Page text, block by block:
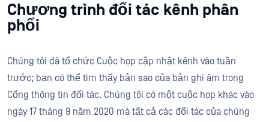
Chương trình đối tác kênh phân
phối
Chúng tôi đã tổ chức Cuộc họp cập nhật kênh vào tuần
trước; bạn có thể tìm thấy bản sao của bản ghi âm trong
Cổng thông tin đối tác. Chúng tôi có một cuộc họp khác vào
ngày 17 tháng 9 năm 2020 mà tất cả các đối tác của chúng